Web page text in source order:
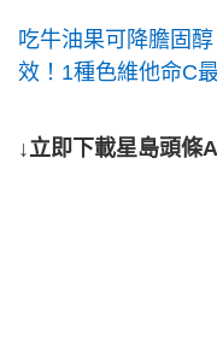
吃牛油果可降膽固
效！1種色維他命C
↓立即下載星島頭條